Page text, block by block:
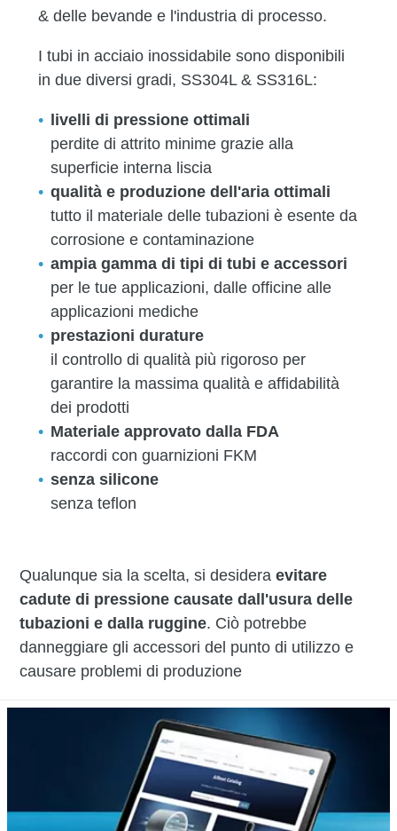
& delle bevande e l'industria di processo.
I tubi in acciaio inossidabile sono disponibili
in due diversi gradi, SS304L & SS316L:
livelli di pressione ottimali
perdite di attrito minime grazie alla
superficie interna liscia
qualità e produzione dell'aria ottimali
tutto il materiale delle tubazioni è esente da
corrosione e contaminazione
ampia gamma di tipi di tubi e accessori
per le tue applicazioni, dalle officine alle
applicazioni mediche
prestazioni durature
il controllo di qualità più rigoroso per
garantire la massima qualità e affidabilità
dei prodotti
Materiale approvato dalla FDA
raccordi con guarnizioni FKM
senza silicone
senza teflon
Qualunque sia la scelta, si desidera evitare
cadute di pressione causate dall'usura delle
tubazioni e dalla ruggine. Ciò potrebbe
danneggiare gli accessori del punto di utilizzo e
causare problemi di produzione